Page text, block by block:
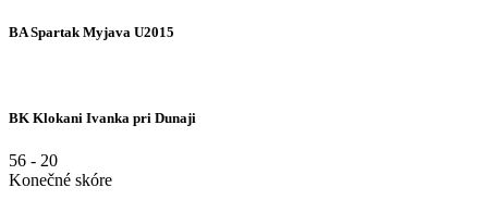
BA Spartak Myjava U2015
BK Klokani Ivanka pri Dunaji
56 - 20
Konečné skóre